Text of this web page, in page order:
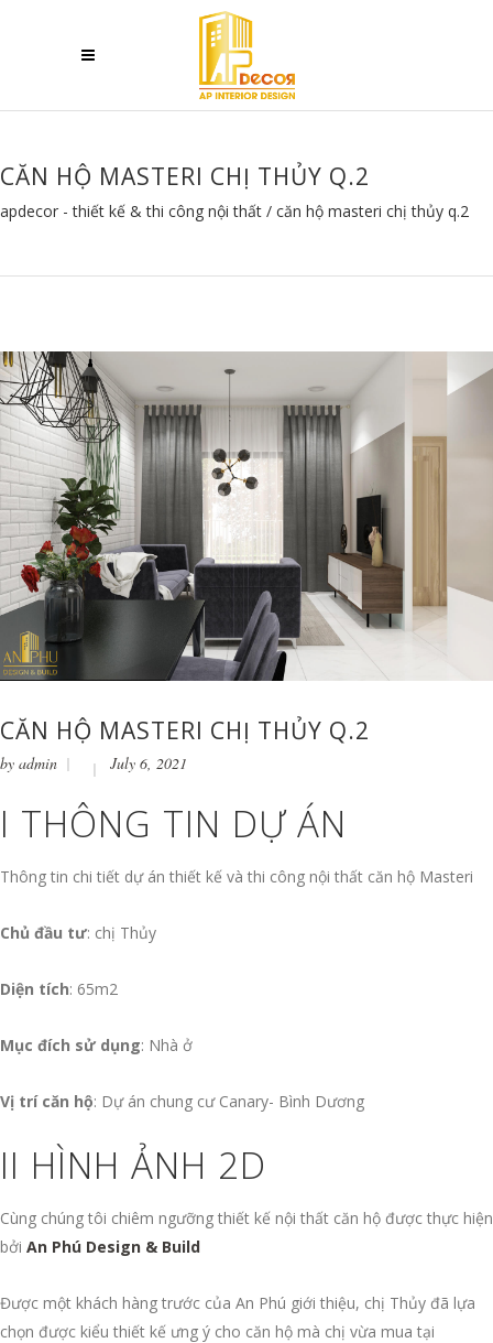
CĂN HỘ MASTERI CHỊ THỦY Q.2
apdecor - thiết kế & thi công nội thất / căn hộ masteri chị thủy q.2
CĂN HỘ MASTERI CHỊ THỦY Q.2
by admin July 6, 2021
I THÔNG TIN DỰ ÁN
Thông tin chi tiết dự án thiết kế và thi công nội thất căn hộ Masteri
Chủ đầu tư: chị Thủy
Diện tích: 65m2
Mục đích sử dụng: Nhà ở
Vị trí căn hộ: Dự án chung cư Canary- Bình Dương
II HÌNH ẢNH 2D
Cùng chúng tôi chiêm ngưỡng thiết kế nội thất căn hộ được thực hiện
bởi An Phú Design & Build
Được một khách hàng trước của An Phú giới thiệu, chị Thủy đã lựa
chọn được kiểu thiết kế ưng ý cho căn hộ mà chị vừa mua tại